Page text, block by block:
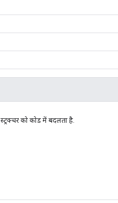
स्ट्रक्चर को कोड में बदलता है.